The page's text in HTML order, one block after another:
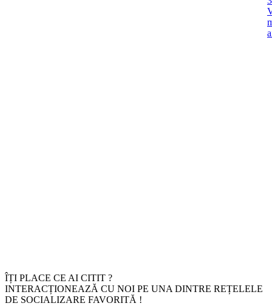
ÎȚI PLACE CE AI CITIT ?
INTERACȚIONEAZĂ CU NOI PE UNA DINTRE REȚELELE
DE SOCIALIZARE FAVORITĂ !